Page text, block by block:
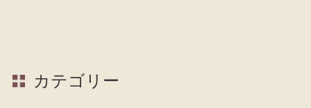
カテゴリー